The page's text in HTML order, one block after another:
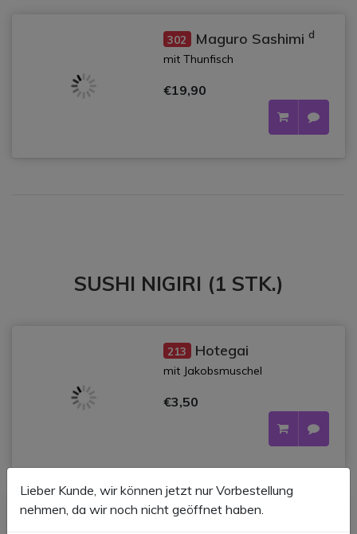
302 Maguro Sashimi d
mit Thunfisch
€19,90
SUSHI NIGIRI (1 STK.)
213 Hotegai
mit Jakobsmuschel
€3,50
201 Tamagod
Lieber Kunde, wir können jetzt nur Vorbestellung
nehmen, da wir noch nicht geöffnet haben.